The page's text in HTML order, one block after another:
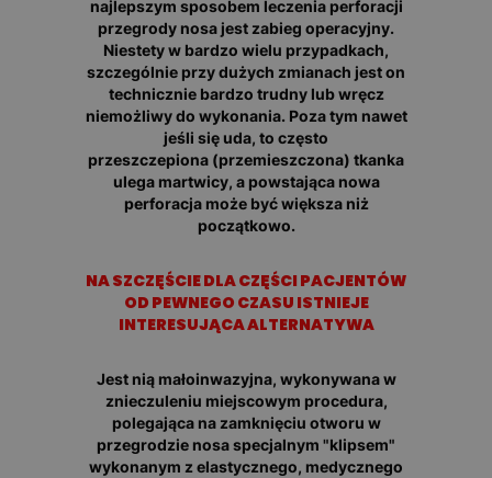
najlepszym sposobem leczenia perforacji
przegrody nosa jest zabieg operacyjny.
Niestety w bardzo wielu przypadkach,
szczególnie przy dużych zmianach jest on
technicznie bardzo trudny lub wręcz
niemożliwy do wykonania. Poza tym nawet
jeśli się uda, to często
przeszczepiona (przemieszczona) tkanka
ulega martwicy, a powstająca nowa
perforacja może być większa niż
początkowo.
NA SZCZĘŚCIE DLA CZĘŚCI PACJENTÓW
OD PEWNEGO CZASU ISTNIEJE
INTERESUJĄCA ALTERNATYWA
Jest nią małoinwazyjna, wykonywana w
znieczuleniu miejscowym procedura,
polegająca na zamknięciu otworu w
przegrodzie nosa specjalnym "klipsem"
wykonanym z elastycznego, medycznego